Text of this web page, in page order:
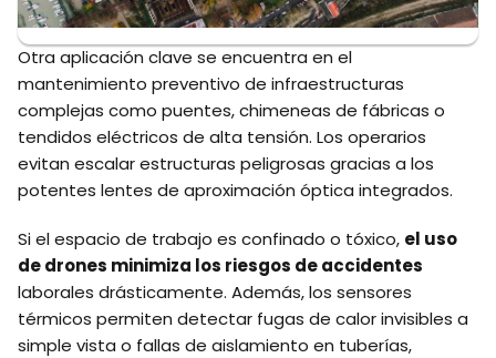
Otra aplicación clave se encuentra en el
mantenimiento preventivo de infraestructuras
complejas como puentes, chimeneas de fábricas o
tendidos eléctricos de alta tensión. Los operarios
evitan escalar estructuras peligrosas gracias a los
potentes lentes de aproximación óptica integrados.
Si el espacio de trabajo es confinado o tóxico, el uso
de drones minimiza los riesgos de accidentes
laborales drásticamente. Además, los sensores
térmicos permiten detectar fugas de calor invisibles a
simple vista o fallas de aislamiento en tuberías,